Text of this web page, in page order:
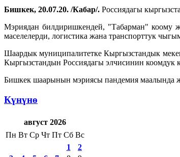
Бишкек, 20.07.20. /Кабар/. Россиядагы
Мэриядан билдиришкендей, "Табарман" коому
маселелерди, логистика жана транспорттук
Шаардык муниципалитетке Кыргызстандык
Кыргызстандын Россиядагы элчисинин коомдук
Бишкек шаарынын мэриясы пандемия маалында
Күнүнө
август 2026
Пн Вт Ср Чт Пт Сб Вс
1
2